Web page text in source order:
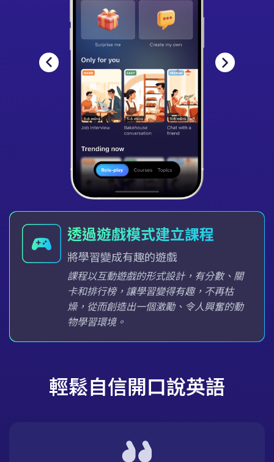
透過遊戲模式建立課程
將學習變成有趣的遊戲
課程以互動遊戲的形式設計，有分數、關
卡和排行榜，讓學習變得有趣，不再枯
燥，從而創造出一個激勵、令人興奮的動
物學習環境。
輕鬆自信開口說英語